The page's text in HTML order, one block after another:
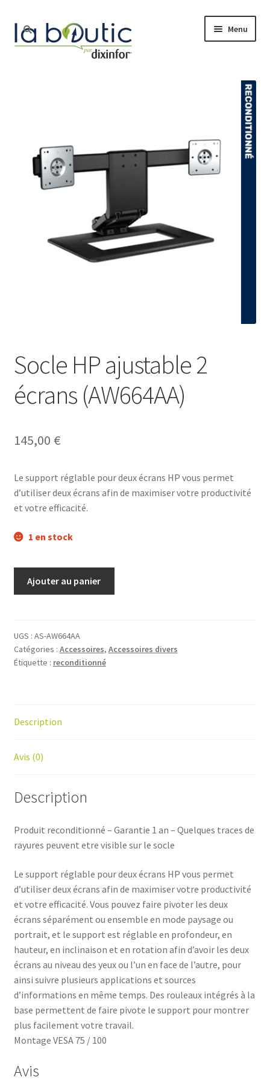
Menu
Free Pro
Actualité
Socle HP ajustable 2
écrans (AW664AA)
145,00 €
Le support réglable pour deux écrans HP vous permet
d’utiliser deux écrans afin de maximiser votre productivité
et votre efficacité.
1 en stock
Ajouter au panier
UGS : AS-AW664AA
Catégories : Accessoires, Accessoires divers
Étiquette : reconditionné
Description
Avis (0)
Description
Produit reconditionné – Garantie 1 an – Quelques traces de
rayures peuvent etre visible sur le socle
Le support réglable pour deux écrans HP vous permet
d’utiliser deux écrans afin de maximiser votre productivité
et votre efficacité. Vous pouvez faire pivoter les deux
écrans séparément ou ensemble en mode paysage ou
portrait, et le support est réglable en profondeur, en
hauteur, en inclinaison et en rotation afin d’avoir les deux
écrans au niveau des yeux ou l’un en face de l’autre, pour
ainsi suivre plusieurs applications et sources
d’informations en même temps. Des rouleaux intégrés à la
base permettent de faire pivote le support pour montrer
plus facilement votre travail.
Montage VESA 75 / 100
Avis